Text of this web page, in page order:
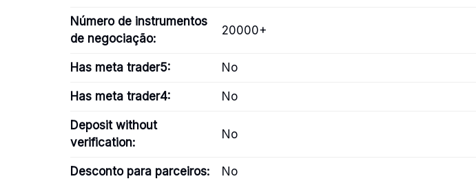
Número de instrumentos
de negociação:
20000+
Has meta trader5: No
Has meta trader4: No
Deposit without
verification:
No
Desconto para parceiros: No